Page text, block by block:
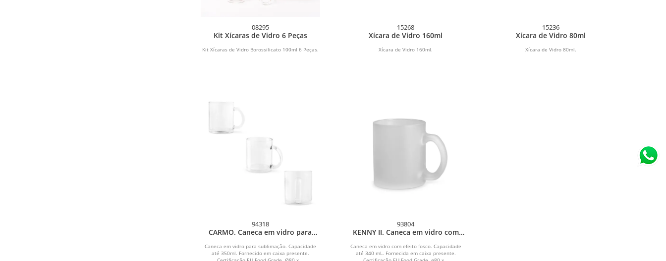
08295
Kit Xícaras de Vidro 6 Peças
Kit Xícaras de Vidro Borossilicato 100ml 6 Peças.
15268
Xícara de Vidro 160ml
Xícara de Vidro 160ml.
15236
Xícara de Vidro 80ml
Xícara de Vidro 80ml.
94318
CARMO. Caneca em vidro para
Caneca em vidro para sublimação. Capacidade
até 350ml. Fornecido em caixa presente.
93804
KENNY II. Caneca em vidro com
Caneca em vidro com efeito fosco. Capacidade
até 340 mL. Fornecida em caixa presente.